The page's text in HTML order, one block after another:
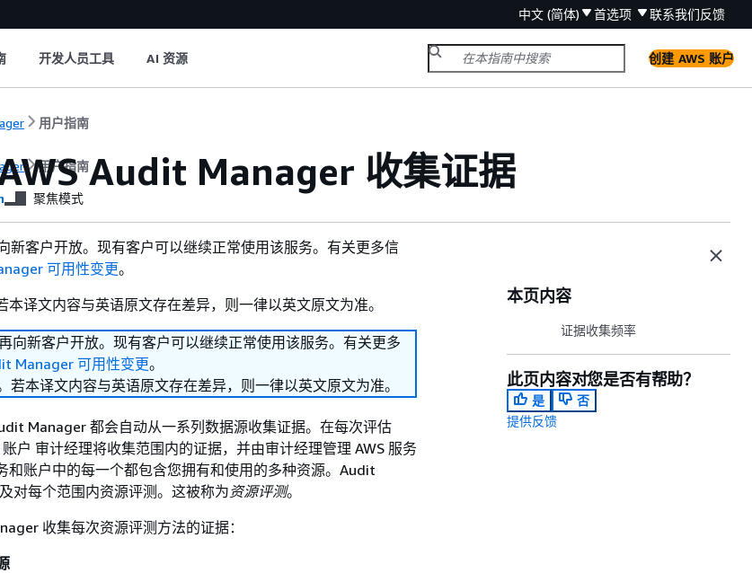
中文 (简体) 首选项 联系我们反馈
开发人员工具 AI 资源 创建 AWS 账户
用户指南
用户指南 Audit Manager 收集证据
聚焦模式
新客户开放。现有客户可以继续正常使用该服务。有关更多信
可用性变更。
译文内容与英语原文存在差异，则一律以英文原文为准。
向新客户开放。现有客户可以继续正常使用该服务。有关更多
Manager 可用性变更。
若本译文内容与英语原文存在差异，则一律以英文原文为准。
Manager 都会自动从一系列数据源收集证据。在每次评估
户 审计经理将收集范围内的证据，并由审计经理管理 AWS 服务
和账户中的每一个都包含您拥有和使用的多种资源。Audit
对每个范围内资源评测。这被称为资源评测。
收集每次资源评测方法的证据：
本页内容
证据收集频率
此页内容对您是否有帮助？
是
否
提供反馈